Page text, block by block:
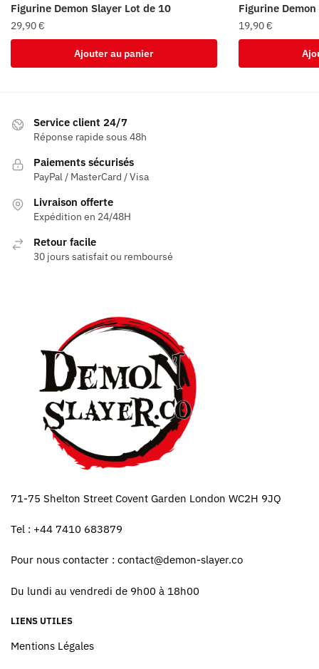
Figurine Demon Slayer Lot de 10
29,90€
Ajouter au panier
Figurine
19,90€
Service client 24/7
Réponse rapide sous 48h
Paiements sécurisés
PayPal / MasterCard / Visa
Livraison offerte
Expédition en 24/48H
Retour facile
30 jours satisfait ou remboursé
71-75 Shelton Street Covent Garden London WC2H 9JQ
Tel : +44 7410 683879
Pour nous contacter : contact@demon-slayer.co
Du lundi au vendredi de 9h00 à 18h00
LIENS UTILES
Mentions Légales